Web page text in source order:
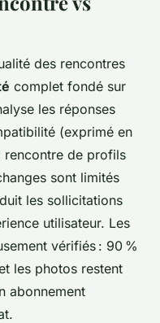
des rencontres
complet fondé sur
les réponses
(exprimé en
rencontre de profils
sont limités
les sollicitations
utilisateur. Les
vérifiés : 90 %
les photos restent
abonnement